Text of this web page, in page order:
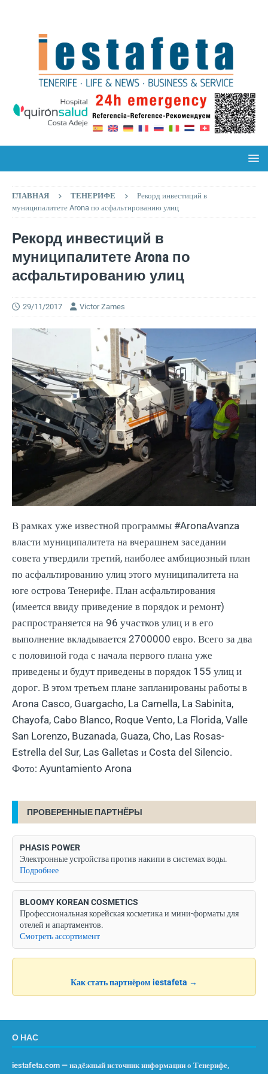
ГЛАВНАЯ ТЕНЕРИФЕ
Рекорд инвестиций в
муниципалитете Arona по асфальтированию улиц
Рекорд инвестиций в
муниципалитете Arona по
асфальтированию улиц
29/11/2017 Victor Zames
В рамках уже известной программы #AronaAvanza
власти муниципалитета на вчерашнем заседании
совета утвердили третий, наиболее амбициозный план
по асфальтированию улиц этого муниципалитета на
юге острова Тенерифе. План асфальтирования
(имеется ввиду приведение в порядок и ремонт)
распространяется на 96 участков улиц и в его
выполнение вкладывается 2700000 евро. Всего за два
с половиной года с начала первого плана уже
приведены и будут приведены в порядок 155 улиц и
дорог. В этом третьем плане запланированы работы в
Arona Casco, Guargacho, La Camella, La Sabinita,
Chayofa, Cabo Blanco, Roque Vento, La Florida, Valle
San Lorenzo, Buzanada, Guaza, Cho, Las Rosas-
Estrella del Sur, Las Galletas и Costa del Silencio.
Фото: Ayuntamiento Arona
ПРОВЕРЕННЫЕ ПАРТНЁРЫ
PHASIS POWER
Электронные устройства против накипи в системах воды.
Подробнее
BLOOMY KOREAN COSMETICS
Профессиональная корейская косметика и мини-форматы для
отелей и апартаментов.
Смотреть ассортимент
Как стать партнёром iestafeta →
О НАС
iestafeta.com — надёжный источник информации о Тенерифе,